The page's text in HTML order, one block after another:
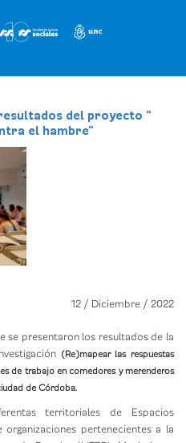
del proyecto "
el hambre"
12 / Diciembre / 2022
se presentaron los resultados de la
(Re)mapear las respuestas
de trabajo en comedores y merenderos
de Córdoba.
territoriales de Espacios
pertenecientes a la